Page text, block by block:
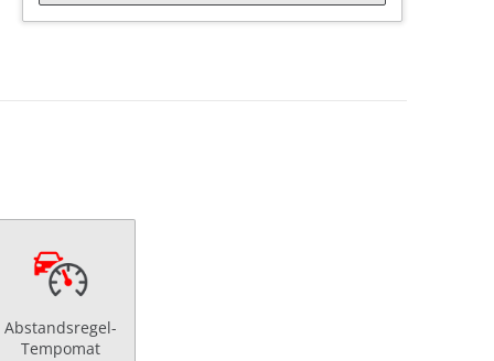
Abstandsregel-
Tempomat